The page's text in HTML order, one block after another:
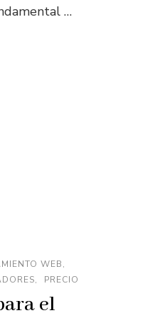
…
WEB
PRECIO
el